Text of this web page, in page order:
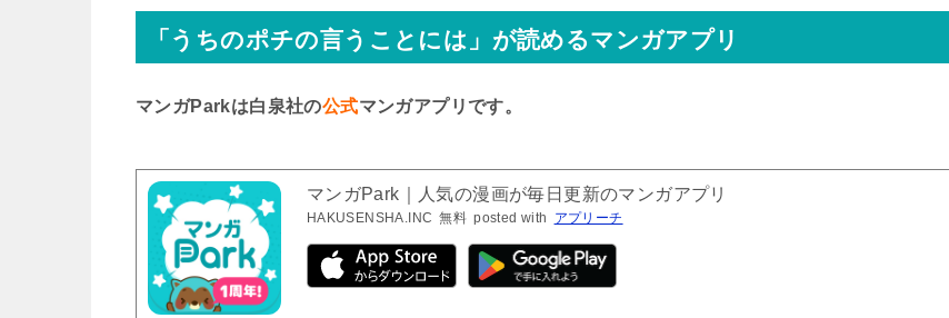
「うちのポチの言うことには」が読めるマンガアプリ
マンガParkは白泉社の公式マンガアプリです。
マンガPark｜人気の漫画が毎日更新のマンガアプリ
HAKUSENSHA.INC 無料 posted with アプリーチ